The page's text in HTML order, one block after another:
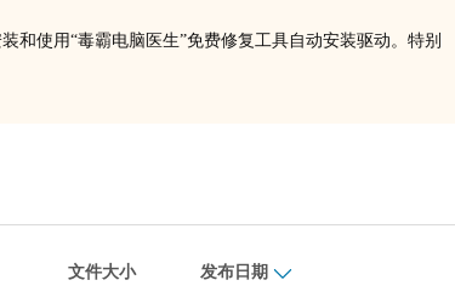
和使用“毒霸电脑医生”免费修复工具自动安装驱动。特别
文件大小 发布日期